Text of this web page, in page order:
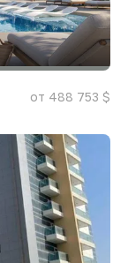
от 488 753 $